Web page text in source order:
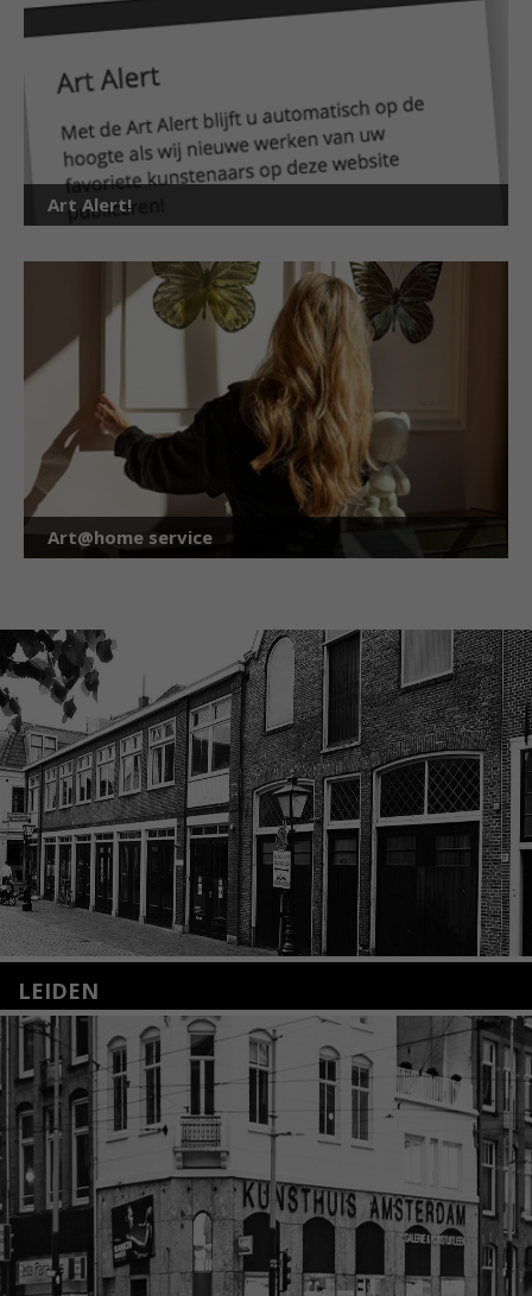
Art Alert!
Art@home service
LEIDEN
Nieuwstraat 35
2312 KA Leiden
+31(0)71 – 52 84 480
info@kunsthuisleiden.nl
Lees meer